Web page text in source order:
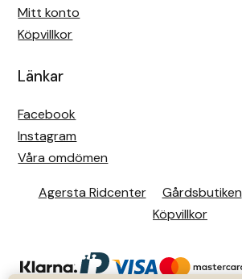
Mitt konto
Köpvillkor
Länkar
Facebook
Instagram
Våra omdömen
Agersta Ridcenter Gårdsbutiken
Köpvillkor